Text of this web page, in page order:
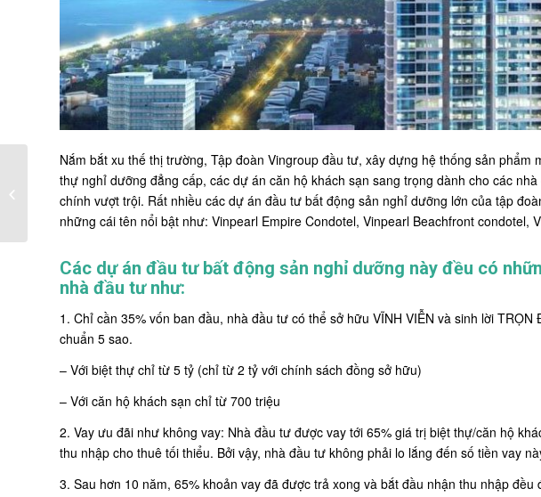
Nắm bắt xu thế thị trường, Tập đoàn Vingroup đầu tư, xây dựng hệ thống sản phẩm
thự nghỉ dưỡng đẳng cấp, các dự án căn hộ khách sạn sang trọng dành cho các
chính vượt trội. Rất nhiều các dự án đầu tư bất động sản nghỉ dưỡng lớn của tập
những cái tên nổi bật như: Vinpearl Empire Condotel, Vinpearl Beachfront condotel,
Các dự án đầu tư bất động sản nghỉ dưỡng này đều có
nhà đầu tư như:
1. Chỉ cần 35% vốn ban đầu, nhà đầu tư có thể sở hữu VĨNH VIỄN và sinh lời
chuẩn 5 sao.
– Với biệt thự chỉ từ 5 tỷ (chỉ từ 2 tỷ với chính sách đồng sở hữu)
– Với căn hộ khách sạn chỉ từ 700 triệu
2. Vay ưu đãi như không vay: Nhà đầu tư được vay tới 65% giá trị biệt thự/căn hộ
thu nhập cho thuê tối thiểu. Bởi vậy, nhà đầu tư không phải lo lắng đến số tiền vay
3. Sau hơn 10 năm, 65% khoản vay đã được trả xong và bắt đầu nhận thu nhập
Vinpearl Beachfront
Condotel “chinh phục”
nhà đầu tư như...